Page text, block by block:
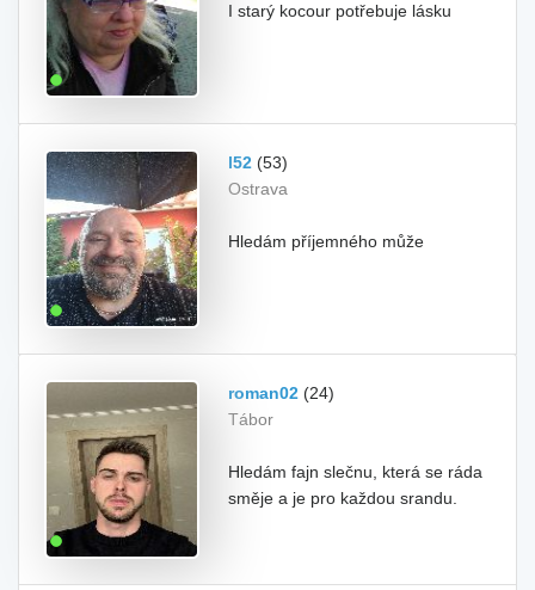
I starý kocour potřebuje lásku
l52 (53)
Ostrava
Hledám příjemného může
roman02 (24)
Tábor
Hledám fajn slečnu, která se ráda
směje a je pro každou srandu.